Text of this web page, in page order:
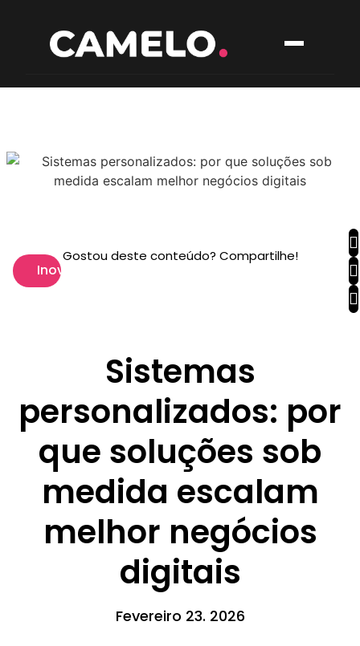
Inovação
Gostou deste conteúdo? Compartilhe!
Sistemas
personalizados: por
que soluções sob
medida escalam
melhor negócios
digitais
Fevereiro 23. 2026